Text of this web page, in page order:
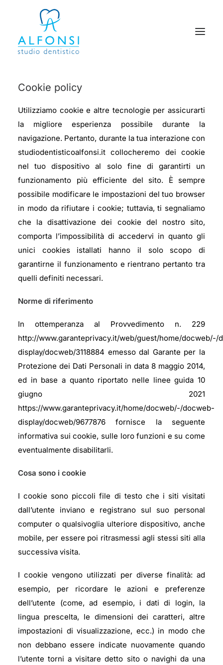
HOMEPAGE
PRIMA VISITA
TRATTAMENTI
MEDICINA ESTETICA
CONTATTI
Cookie policy
Utilizziamo cookie e altre tecnologie per assicurarti
la migliore esperienza possibile durante la
navigazione. Pertanto, durante la tua interazione con
studiodentisticoalfonsi.it collocheremo dei cookie
nel tuo dispositivo al solo fine di garantirti un
funzionamento più efficiente del sito. È sempre
possibile modificare le impostazioni del tuo browser
in modo da rifiutare i cookie; tuttavia, ti segnaliamo
che la disattivazione dei cookie del nostro sito,
comporta l’impossibilità di accedervi in quanto gli
unici cookies istallati hanno il solo scopo di
garantirne il funzionamento e rientrano pertanto tra
quelli definiti necessari.
Norme di riferimento
In ottemperanza al Provvedimento n. 229
http://www.garanteprivacy.it/web/guest/home/docweb/-/
display/docweb/3118884 emesso dal Garante per la
Protezione dei Dati Personali in data 8 maggio 2014,
ed in base a quanto riportato nelle linee guida 10
giugno 2021
https://www.garanteprivacy.it/home/docweb/-/docweb-
display/docweb/9677876 fornisce la seguente
informativa sui cookie, sulle loro funzioni e su come
eventualmente disabilitarli.
Cosa sono i cookie
I cookie sono piccoli file di testo che i siti visitati
dall’utente inviano e registrano sul suo personal
computer o qualsivoglia ulteriore dispositivo, anche
mobile, per essere poi ritrasmessi agli stessi siti alla
successiva visita.
I cookie vengono utilizzati per diverse finalità: ad
esempio, per ricordare le azioni e preferenze
dell’utente (come, ad esempio, i dati di login, la
lingua prescelta, le dimensioni dei caratteri, altre
impostazioni di visualizzazione, ecc.) in modo che
non debbano essere indicate nuovamente quando
l’utente torni a visitare detto sito o navighi da una